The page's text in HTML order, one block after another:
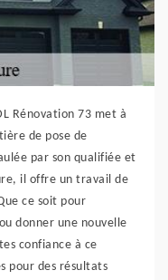
Rénovation 73 met à
de pose de
par son qualifiée et
il offre un travail de
ce soit pour
donner une nouvelle
confiance à ce
pour des résultats